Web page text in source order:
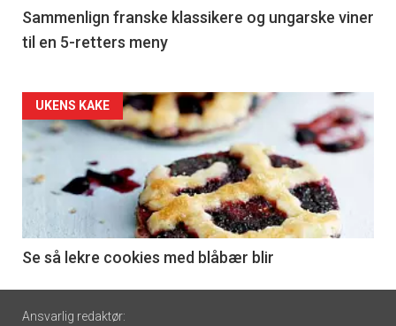
5
Sammenlign franske klassikere og ungarske viner
til en 5-retters meny
Forsiden
akkurat
nå
6
UKENS KAKE
Se så lekre cookies med blåbær blir
Footer
Ansvarlig redaktør: